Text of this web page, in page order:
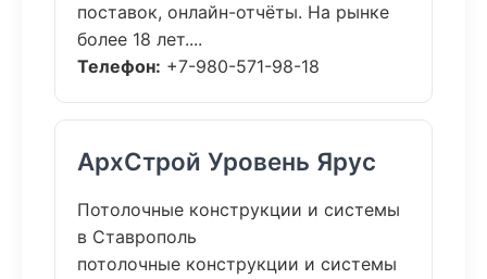
поставок, онлайн-отчёты. На рынке
более 18 лет....
Телефон: +7-980-571-98-18
АрхСтрой Уровень Ярус
Потолочные конструкции и системы
в Ставрополь
потолочные конструкции и системы